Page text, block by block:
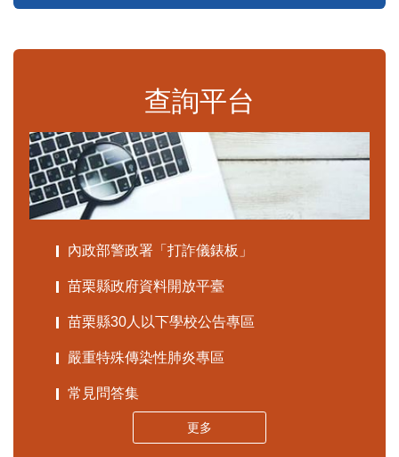
查詢平台
內政部警政署「打詐儀錶板」
苗栗縣政府資料開放平臺
苗栗縣30人以下學校公告專區
嚴重特殊傳染性肺炎專區
常見問答集
更多